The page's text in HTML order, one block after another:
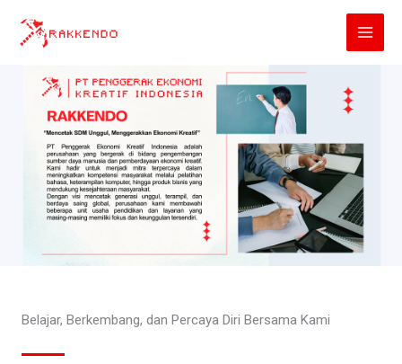
Belajar, Berkembang, dan Percaya Diri Bersama Kami